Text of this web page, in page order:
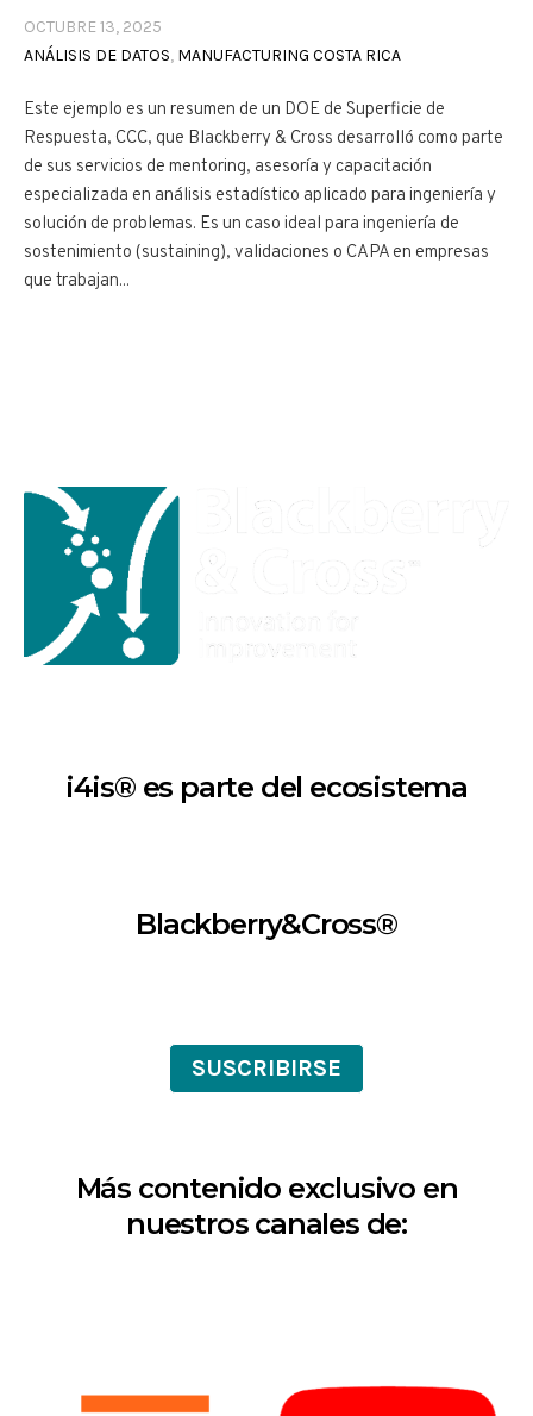
OCTUBRE 13, 2025
ANÁLISIS DE DATOS, MANUFACTURING COSTA RICA
Este ejemplo es un resumen de un DOE de Superficie de
Respuesta, CCC, que Blackberry & Cross desarrolló como parte
de sus servicios de mentoring, asesoría y capacitación
especializada en análisis estadístico aplicado para ingeniería y
solución de problemas. Es un caso ideal para ingeniería de
sostenimiento (sustaining), validaciones o CAPA en empresas
que trabajan...
i4is® es parte del ecosistema
Blackberry&Cross®
SUSCRIBIRSE
Más contenido exclusivo en
nuestros canales de: